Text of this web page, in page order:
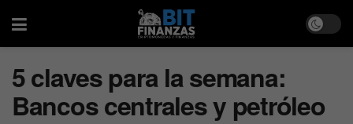
5 claves para la semana:
Bancos centrales y petróleo